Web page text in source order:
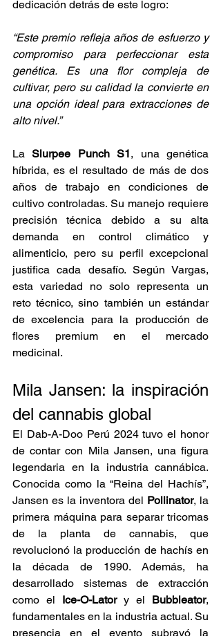
dedicación detrás de este logro:
“Este premio refleja años de esfuerzo y
compromiso para perfeccionar esta
genética. Es una flor compleja de
cultivar, pero su calidad la convierte en
una opción ideal para extracciones de
alto nivel.”
La Slurpee Punch S1, una genética
híbrida, es el resultado de más de dos
años de trabajo en condiciones de
cultivo controladas. Su manejo requiere
precisión técnica debido a su alta
demanda en control climático y
alimenticio, pero su perfil excepcional
justifica cada desafío. Según Vargas,
esta variedad no solo representa un
reto técnico, sino también un estándar
de excelencia para la producción de
flores premium en el mercado
medicinal.
Mila Jansen: la inspiración
del cannabis global
El Dab-A-Doo Perú 2024 tuvo el honor
de contar con Mila Jansen, una figura
legendaria en la industria cannábica.
Conocida como la “Reina del Hachís”,
Jansen es la inventora del Pollinator, la
primera máquina para separar tricomas
de la planta de cannabis, que
revolucionó la producción de hachís en
la década de 1990. Además, ha
desarrollado sistemas de extracción
como el Ice-O-Lator y el Bubbleator,
fundamentales en la industria actual. Su
presencia en el evento subrayó la